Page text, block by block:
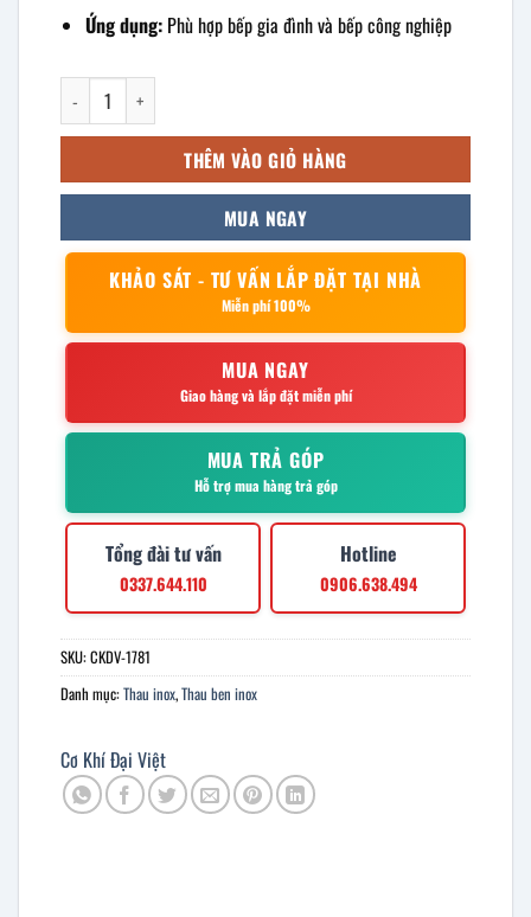
Ứng dụng:Phù hợp bếp gia đình và bếp công nghiệp
Thau ben inox 72cm số lượng
THÊM VÀO GIỎ HÀNG
MUA NGAY
KHẢO SÁT - TƯ VẤN LẮP ĐẶT TẠI NHÀ
Miễn phí 100%
MUA NGAY
Giao hàng và lắp đặt miễn phí
MUA TRẢ GÓP
Hỗ trợ mua hàng trả góp
Tổng đài tư vấn
0337.644.110
Hotline
0906.638.494
SKU:CKDV-1781
Danh mục:Thau inox,Thau ben inox
Cơ Khí Đại Việt